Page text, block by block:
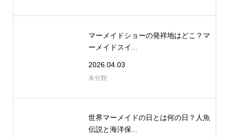
マーメイドショーの発祥地はどこ？マ
ーメイドスイ...
2026.04.03
未分類
世界マーメイドの日とは何の日？人魚
伝説と海洋保...